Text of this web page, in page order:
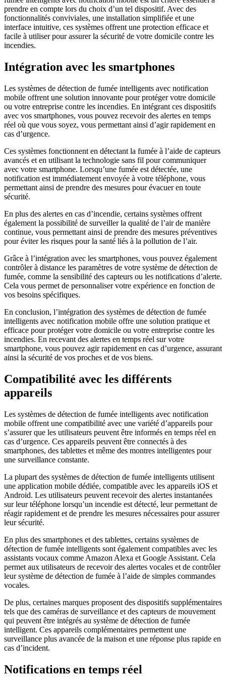
prendre en compte lors du choix d’un tel dispositif. Avec des
fonctionnalités conviviales, une installation simplifiée et une
interface intuitive, ces systèmes offrent une protection efficace et
facile à utiliser pour assurer la sécurité de votre domicile contre les
incendies.
Intégration avec les smartphones
Les systèmes de détection de fumée intelligents avec notification
mobile offrent une solution innovante pour protéger votre domicile
ou votre entreprise contre les incendies. En intégrant ces dispositifs
avec vos smartphones, vous pouvez recevoir des alertes en temps
réel où que vous soyez, vous permettant ainsi d’agir rapidement en
cas d’urgence.
Ces systèmes fonctionnent en détectant la fumée à l’aide de capteurs
avancés et en utilisant la technologie sans fil pour communiquer
avec votre smartphone. Lorsqu’une fumée est détectée, une
notification est immédiatement envoyée à votre téléphone, vous
permettant ainsi de prendre des mesures pour évacuer en toute
sécurité.
En plus des alertes en cas d’incendie, certains systèmes offrent
également la possibilité de surveiller la qualité de l’air de manière
continue, vous permettant ainsi de prendre des mesures préventives
pour éviter les risques pour la santé liés à la pollution de l’air.
Grâce à l’intégration avec les smartphones, vous pouvez également
contrôler à distance les paramètres de votre système de détection de
fumée, comme la sensibilité des capteurs ou les notifications d’alerte.
Cela vous permet de personnaliser votre expérience en fonction de
vos besoins spécifiques.
En conclusion, l’intégration des systèmes de détection de fumée
intelligents avec notification mobile offre une solution pratique et
efficace pour protéger votre domicile ou votre entreprise contre les
incendies. En recevant des alertes en temps réel sur votre
smartphone, vous pouvez agir rapidement en cas d’urgence, assurant
ainsi la sécurité de vos proches et de vos biens.
Compatibilité avec les différents
appareils
Les systèmes de détection de fumée intelligents avec notification
mobile offrent une compatibilité avec une variété d’appareils pour
s’assurer que les utilisateurs peuvent être informés en temps réel en
cas d’urgence. Ces appareils peuvent être connectés à des
smartphones, des tablettes et même des montres intelligentes pour
une surveillance constante.
La plupart des systèmes de détection de fumée intelligents utilisent
une application mobile dédiée, compatible avec les appareils iOS et
Android. Les utilisateurs peuvent recevoir des alertes instantanées
sur leur téléphone lorsqu’un incendie est détecté, leur permettant de
réagir rapidement et de prendre les mesures nécessaires pour assurer
leur sécurité.
En plus des smartphones et des tablettes, certains systèmes de
détection de fumée intelligents sont également compatibles avec les
assistants vocaux comme Amazon Alexa et Google Assistant. Cela
permet aux utilisateurs de recevoir des alertes vocales et de contrôler
leur système de détection de fumée à l’aide de simples commandes
vocales.
De plus, certaines marques proposent des dispositifs supplémentaires
tels que des caméras de surveillance et des capteurs de mouvement
qui peuvent être intégrés au système de détection de fumée
intelligent. Ces appareils complémentaires permettent une
surveillance plus avancée de la maison et une réponse plus rapide en
cas d’incident.
Notifications en temps réel